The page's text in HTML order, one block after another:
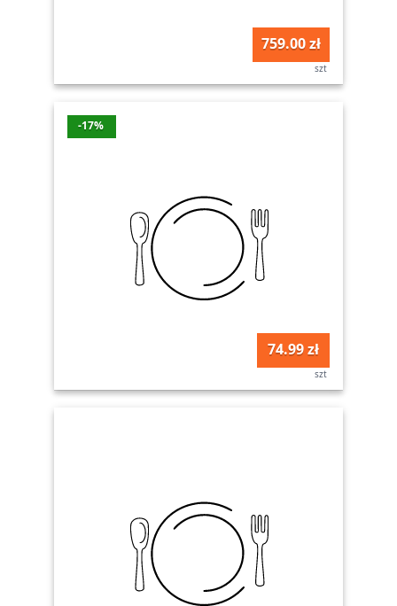
759.00 zł
szt
-17%
74.99 zł
szt